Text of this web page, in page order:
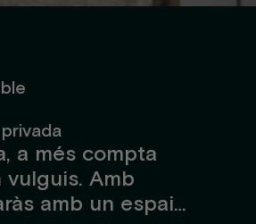
a més compta
Amb
amb un espai